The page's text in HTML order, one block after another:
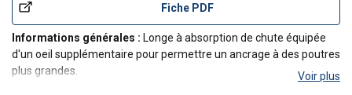
Fiche PDF
Informations générales : Longe à absorption de chute équipée
d'un oeil supplémentaire pour permettre un ancrage à des poutres
plus grandes.
Voir plus